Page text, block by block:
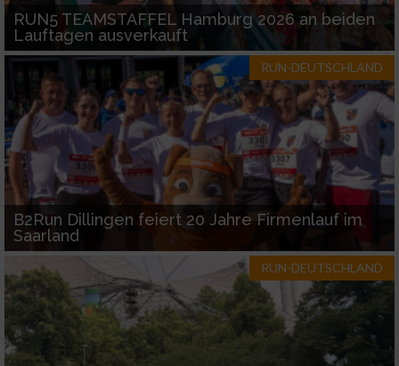
RUN5 TEAMSTAFFEL Hamburg 2026 an beiden
Lauftagen ausverkauft
RUN-DEUTSCHLAND
B2Run Dillingen feiert 20 Jahre Firmenlauf im
Saarland
RUN-DEUTSCHLAND
Werbung